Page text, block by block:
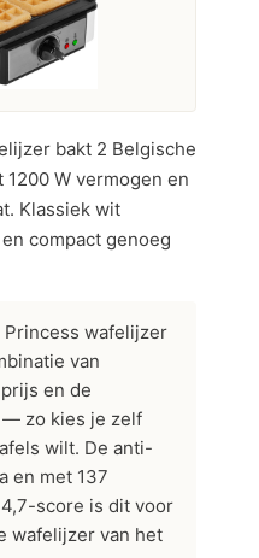
bakt 2 Belgische
W vermogen en
Klassiek wit
compact genoeg
Princess wafelijzer
van
en de
— zo kies je zelf
wilt. De anti-
en met 137
score is dit voor
wafelijzer van het